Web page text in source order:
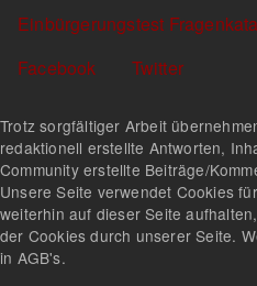
Einbürgerungstest
Facebook
Twitter
Trotz sorgfältiger Arbeit
redaktionell erstellte Antworten,
Community erstellte Beiträge/
Unsere Seite verwendet Cookies
weiterhin auf dieser Seite
der Cookies durch unserer Seite.
in AGB's.